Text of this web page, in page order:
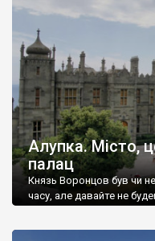
Алупка. Місто,
палац
Князь Воронцов був чи
часу, але давайте не